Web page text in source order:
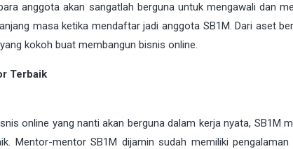
anggota akan sangatlah berguna untuk mengawali dan
masa ketika mendaftar jadi anggota SB1M. Dari aset
kokoh buat membangun bisnis online.
Terbaik
online yang nanti akan berguna dalam kerja nyata, SB1M
Mentor-mentor SB1M dijamin sudah memiliki pengalaman